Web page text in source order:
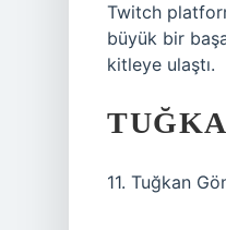
Twitch
büyük bir
kitleye ulaştı.
11. Tuğkan